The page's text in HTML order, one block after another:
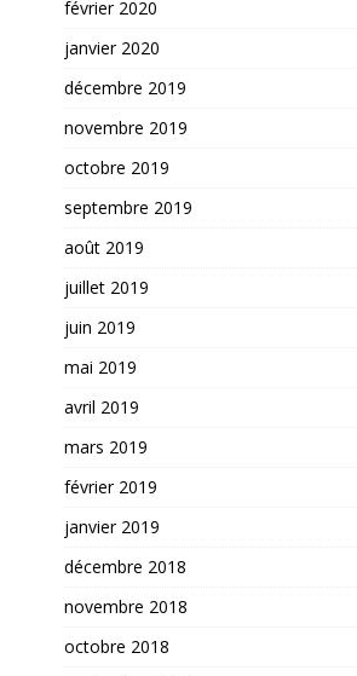
février 2020
janvier 2020
décembre 2019
novembre 2019
octobre 2019
septembre 2019
août 2019
juillet 2019
juin 2019
mai 2019
avril 2019
mars 2019
février 2019
janvier 2019
décembre 2018
novembre 2018
octobre 2018